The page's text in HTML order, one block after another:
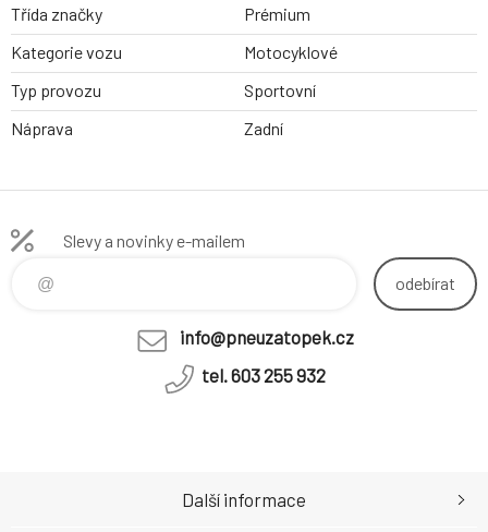
Třída značky
Prémium
Kategorie vozu
Motocyklové
Typ provozu
Sportovní
Náprava
Zadní
Slevy a novinky e-mailem
odebírat
info@pneuzatopek.cz
tel. 603 255 932
Další informace